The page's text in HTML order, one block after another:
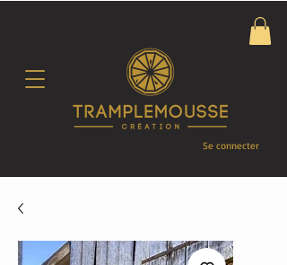
Se connecter